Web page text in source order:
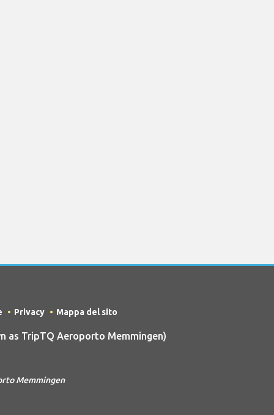
Privacy Mappa del sito
as TripTQ Aeroporto Memmingen)
Memmingen